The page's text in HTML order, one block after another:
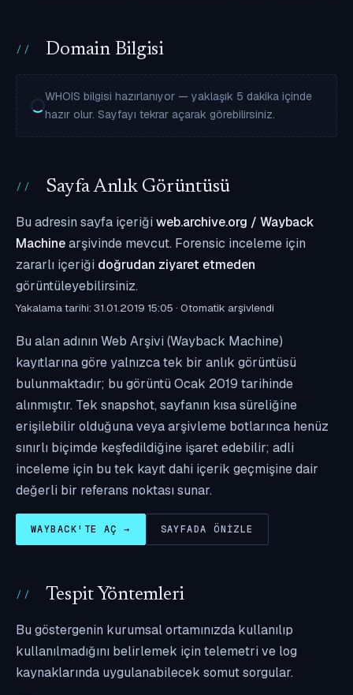
Domain Bilgisi
WHOIS bilgisi hazırlanıyor — yaklaşık 5 dakika içinde
hazır olur. Sayfayı tekrar açarak görebilirsiniz.
Sayfa Anlık Görüntüsü
Bu adresin sayfa içeriği web.archive.org / Wayback
Machinearşivinde mevcut. Forensic inceleme için
zararlı içeriği doğrudan ziyaret etmeden
görüntüleyebilirsiniz.
Yakalama tarihi: 31.01.2019 15:05 · Otomatik arşivlendi
Bu alan adının Web Arşivi (Wayback Machine)
kayıtlarına göre yalnızca tek bir anlık görüntüsü
bulunmaktadır; bu görüntü Ocak 2019 tarihinde
alınmıştır. Tek snapshot, sayfanın kısa süreliğine
erişilebilir olduğuna veya arşivleme botlarınca henüz
sınırlı biçimde keşfedildiğine işaret edebilir; adli
inceleme için bu tek kayıt dahi içerik geçmişine dair
değerli bir referans noktası sunar.
WAYBACK'TE AÇ → SAYFADA ÖNIZLE
Tespit Yöntemleri
Bu göstergenin kurumsal ortamınızda kullanılıp
kullanılmadığını belirlemek için telemetri ve log
kaynaklarında uygulanabilecek somut sorgular.